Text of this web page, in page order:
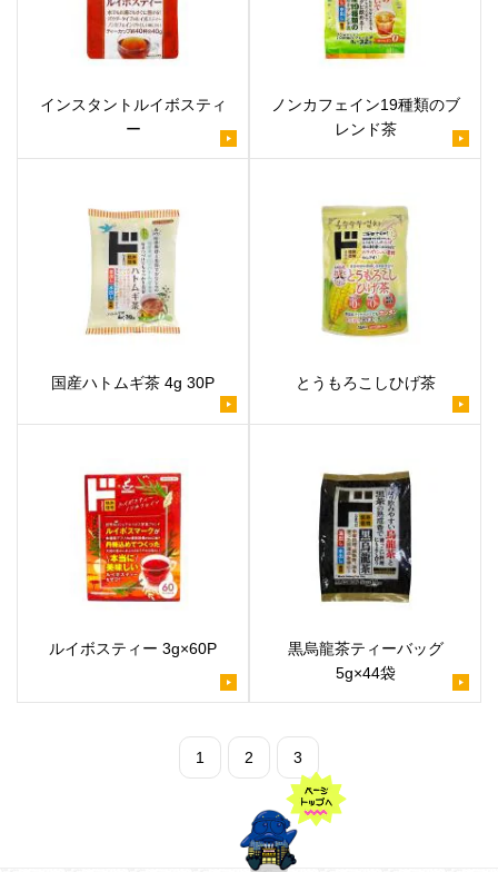
インスタントルイボスティ
ー
ノンカフェイン19種類のブ
レンド茶
国産ハトムギ茶 4g 30P とうもろこしひげ茶
ルイボスティー 3g×60P
黒烏龍茶ティーバッグ
5g×44袋
1 2 3